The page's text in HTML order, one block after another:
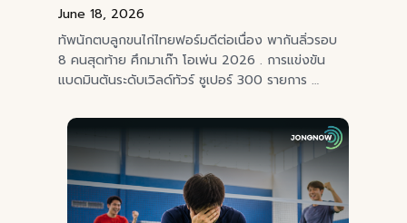
June 18, 2026
ทัพนักตบลูกขนไก่ไทยฟอร์มดีต่อเนื่อง พากันลิ่วรอบ
8 คนสุดท้าย ศึกมาเก๊า โอเพ่น 2026 . การแข่งขัน
แบดมินตันระดับเวิลด์ทัวร์ ซูเปอร์ 300 รายการ …